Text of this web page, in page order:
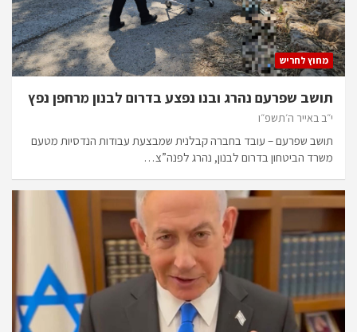
מחוץ לחריש
תושב שפרעם נהרג ובנו נפצע בדרום לבנון מרחפן נפץ
י״ב באייר ה׳תשפ״ו
תושב שפרעם – עובד בחברה קבלנית שמבצעת עבודות הנדסיות מטעם
משרד הביטחון בדרום לבנון, נהרג לפנה”צ…